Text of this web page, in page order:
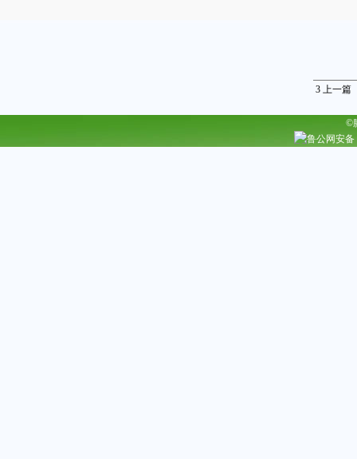
3 上一篇
©
鲁公网安备